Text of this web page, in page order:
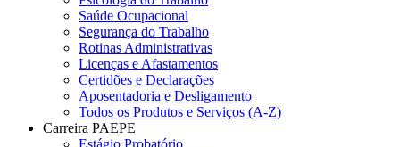
Saúde Ocupacional
Segurança do Trabalho
Rotinas Administrativas
Licenças e Afastamentos
Certidões e Declarações
Aposentadoria e Desligamento
Todos os Produtos e Serviços (A-Z)
Carreira PAEPE